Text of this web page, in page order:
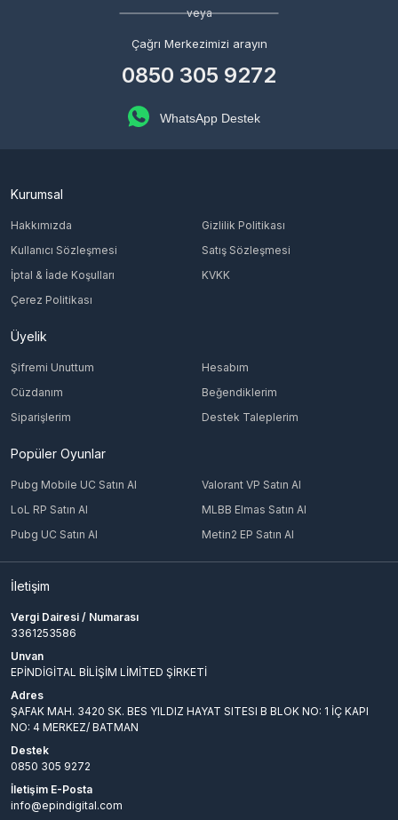
veya
Çağrı Merkezimizi arayın
0850 305 9272
WhatsApp Destek
Kurumsal
Hakkımızda
Gizlilik Politikası
Kullanıcı Sözleşmesi
Satış Sözleşmesi
İptal & İade Koşulları
KVKK
Çerez Politikası
Üyelik
Şifremi Unuttum
Hesabım
Cüzdanım
Beğendiklerim
Siparişlerim
Destek Taleplerim
Popüler Oyunlar
Pubg Mobile UC Satın Al
Valorant VP Satın Al
LoL RP Satın Al
MLBB Elmas Satın Al
Pubg UC Satın Al
Metin2 EP Satın Al
İletişim
Vergi Dairesi / Numarası
3361253586
Unvan
EPİNDİGİTAL BİLİŞİM LİMİTED ŞİRKETİ
Adres
ŞAFAK MAH. 3420 SK. BES YILDIZ HAYAT SITESI B BLOK NO: 1 İÇ KAPI
NO: 4 MERKEZ/ BATMAN
Destek
0850 305 9272
İletişim E-Posta
info@epindigital.com